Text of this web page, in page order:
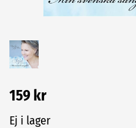
159 kr
Ej i lager